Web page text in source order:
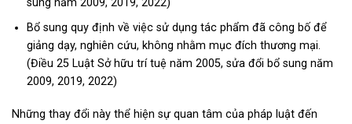
sung năm 2009, 2019, 2022)
Bổ sung quy định về việc sử dụng tác phẩm đã công bố để
giảng dạy, nghiên cứu, không nhằm mục đích thương mại.
(Điều 25 Luật Sở hữu trí tuệ năm 2005, sửa đổi bổ sung năm
2009, 2019, 2022)
Những thay đổi này thể hiện sự quan tâm của pháp luật đến